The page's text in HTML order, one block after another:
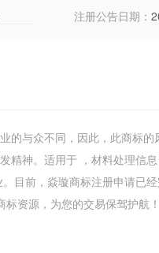
注册公告日期：
的与众不同，因此，此商标
精神。适用于 ，材料处理信
目前，焱璇商标注册申请已
资源，为您的交易保驾护航